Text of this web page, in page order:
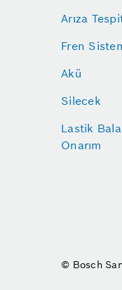
Arıza
Fren
Akü
Silecek
Lastik
Onarım
© Bosch